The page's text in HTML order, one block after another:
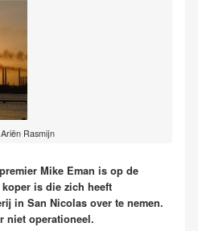
Rasmijn
Mike Eman is op de
is die zich heeft
in San Nicolas over te nemen.
niet operationeel.